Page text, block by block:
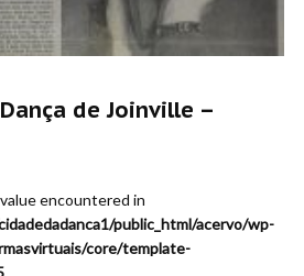
de Joinville –
encountered in
public_html/acervo/wp-
core/template-